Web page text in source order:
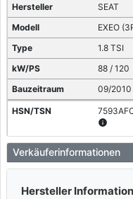
SEAT
EXEO
1.8 TSI
88 / 120
09/
info
SEAT
EXEO
1.8 TSI
Verkäuferinformationen
Hersteller